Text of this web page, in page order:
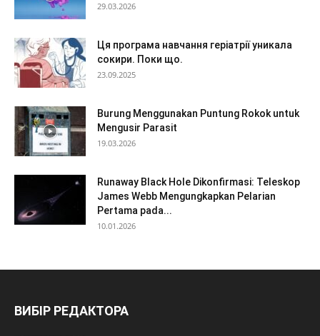
29.03.2026
Ця програма навчання геріатрії уникала
сокири. Поки що.
23.09.2025
Burung Menggunakan Puntung Rokok untuk
Mengusir Parasit
19.03.2026
Runaway Black Hole Dikonfirmasi: Teleskop
James Webb Mengungkapkan Pelarian
Pertama pada...
10.01.2026
ВИБІР РЕДАКТОРА